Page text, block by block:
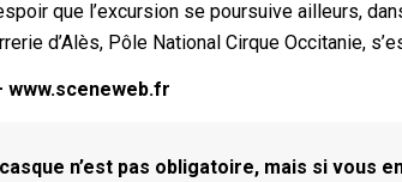
que l’excursion se poursuive ailleurs,
d’Alès, Pôle National Cirque Occitanie,
www.sceneweb.fr
n’est pas obligatoire, mais si vous